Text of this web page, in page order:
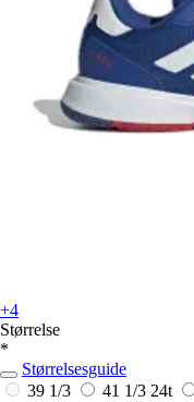
+4
Størrelse
*
Størrelsesguide
39 1/3
41 1/3 24t